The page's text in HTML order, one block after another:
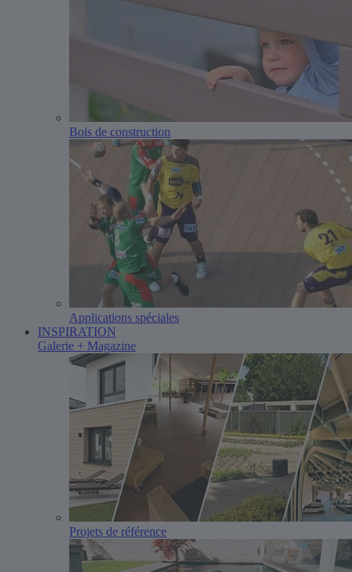
Bois de construction
Applications spéciales
INSPIRATION
Galerie + Magazine
Projets de référence